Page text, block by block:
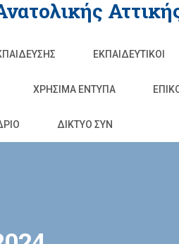
ΕΚΠΑΙΔΕΥΤΙΚΟΊ
ΧΡΗΣΙΜΑ ΕΝΤΥΠΑ
ΔΙΚΤΥΟ ΣΥΝ